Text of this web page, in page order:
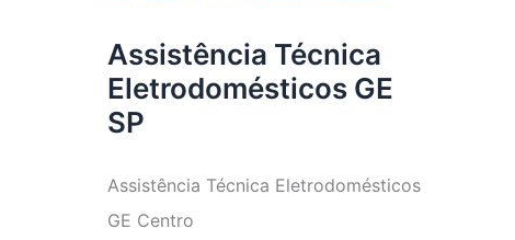
Assistência Técnica
Eletrodomésticos GE
SP
Assistência Técnica Eletrodomésticos
GE Centro